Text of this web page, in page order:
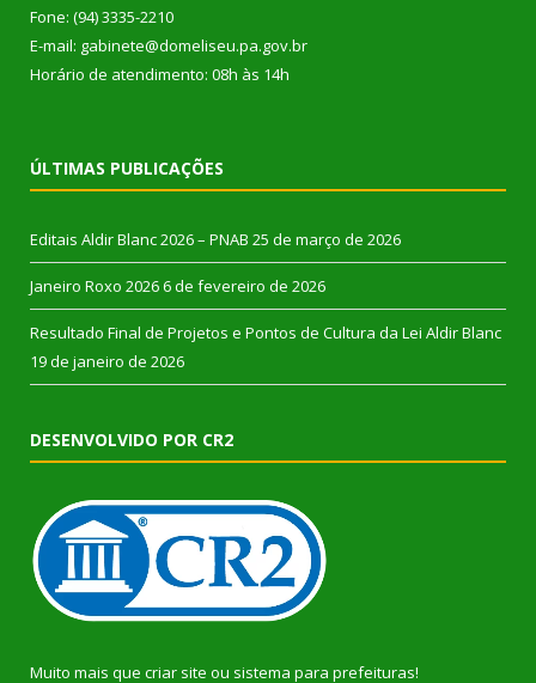
Fone: (94) 3335-2210
E-mail: gabinete@domeliseu.pa.gov.br
Horário de atendimento: 08h às 14h
ÚLTIMAS PUBLICAÇÕES
Editais Aldir Blanc 2026 – PNAB 25 de março de 2026
Janeiro Roxo 2026 6 de fevereiro de 2026
Resultado Final de Projetos e Pontos de Cultura da Lei Aldir Blanc
19 de janeiro de 2026
DESENVOLVIDO POR CR2
Muito mais que criar site ou sistema para prefeituras!